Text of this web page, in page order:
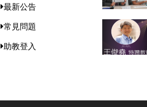
最新公告
常見問題
助教登入